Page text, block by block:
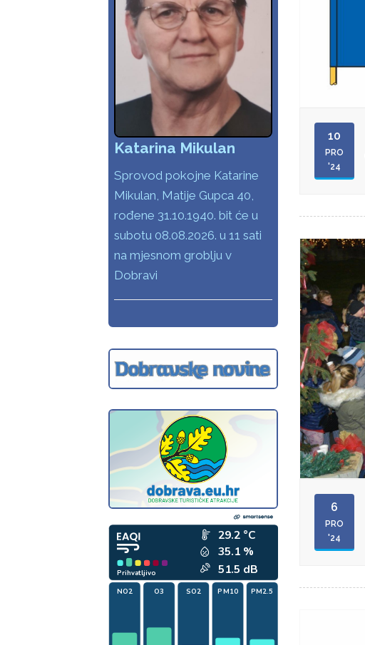
Katarina Mikulan
Sprovod pokojne Katarine
Mikulan, Matije Gupca 40,
rođene 31.10.1940. bit će u
subotu 08.08.2026. u 11 sati
na mjesnom groblju v
Dobravi
10
PRO
'24
6
PRO
'24